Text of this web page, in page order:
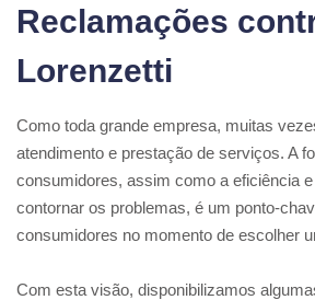
Reclamações
Lorenzetti
Como toda grande empresa, muitas
atendimento e prestação de serviços. A
consumidores, assim como a eficiência
contornar os problemas, é um ponto-
consumidores no momento de escolher
Com esta visão, disponibilizamos